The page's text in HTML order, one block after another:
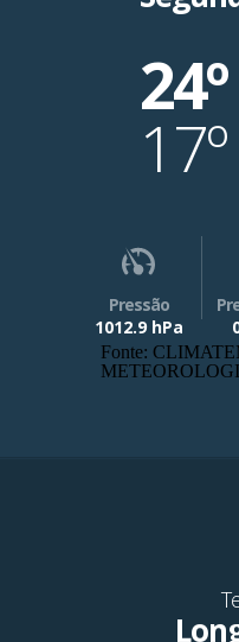
24º
17º
Pressão
1012.9 hPa
Fonte: